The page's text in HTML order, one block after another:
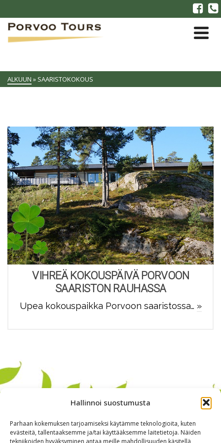
Hallinnoi suostumusta
Parhaan kokemuksen tarjoamiseksi käytämme teknologioita, kuten
evästeitä, tallentaaksemme ja/tai käyttääksemme laitetietoja. Näiden
tekniikoiden hyväksyminen antaa meille mahdollisuuden käsitellä
ALKUUN » SAARISTOKOKOUS
VIHREÄ KOKOUSPÄIVÄ PORVOON
SAARISTON RAUHASSA
Upea kokouspaikka Porvoon saaristossa… »